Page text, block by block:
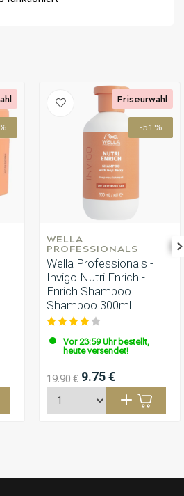
Haar.
-51%
WELLA
PROFESSIONALS
Wella Professionals -
Invigo Nutri Enrich -
Enrich Shampoo |
Shampoo 300ml
Vor 23:59 Uhr bestellt,
heute versendet!
19.90 € 9.75 €
Friseurwahl